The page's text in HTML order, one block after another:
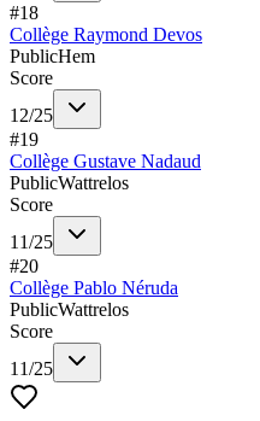
#18
Collège Raymond Devos
PublicHem
Score
12/25
#19
Collège Gustave Nadaud
PublicWattrelos
Score
11/25
#20
Collège Pablo Néruda
PublicWattrelos
Score
11/25